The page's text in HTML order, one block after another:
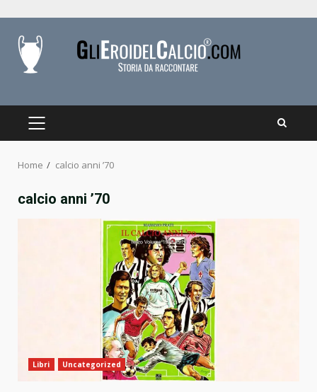
content
PRIMARY
Home calcio anni ’70
calcio anni ’70
Libri Uncategorized